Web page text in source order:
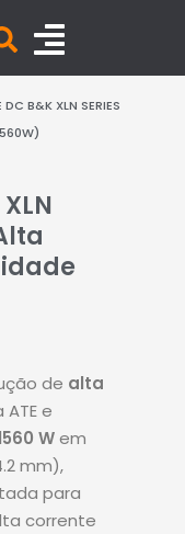
DC B&K XLN SERIES
de alta
e
Wem
mm),
para
corrente